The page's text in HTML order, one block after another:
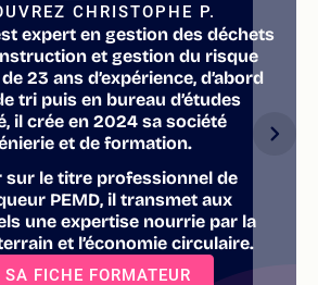
CHRISTOPHE P.
expert en gestion des déchets
et gestion du risque
23 ans d’expérience, d’abord
tri puis en bureau d’études
il crée en 2024 sa société
et de formation.
sur le titre professionnel de
PEMD, il transmet aux
une expertise nourrie par la
et l’économie circulaire.
SA FICHE FORMATEUR